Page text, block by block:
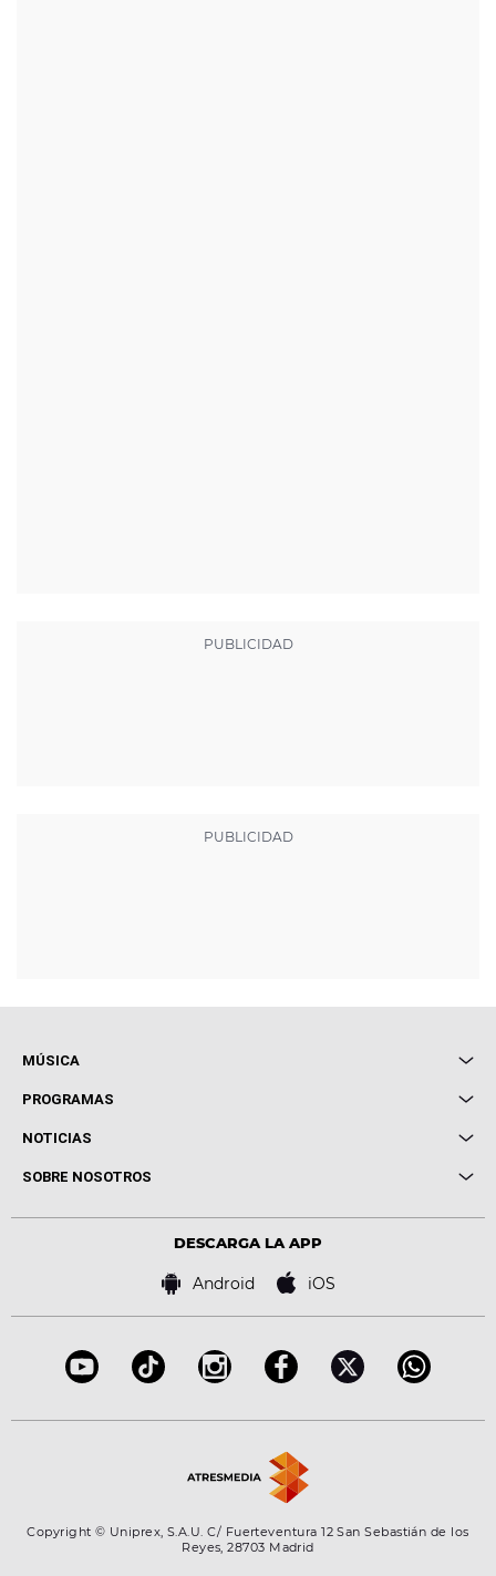
MÚSICA
Local de Ensayo Europa FM
Conciertos
PROGRAMAS
Cuerpos especiales
Locutores Europa FM
NOTICIAS
Cine y Televisión
Virales
SOBRE NOSOTROS
Bases de concursos
DESCARGA LA APP
Android iOS
Copyright © Uniprex, S.A.U. C/ Fuerteventura 12 San Sebastián de los
Reyes, 28703 Madrid